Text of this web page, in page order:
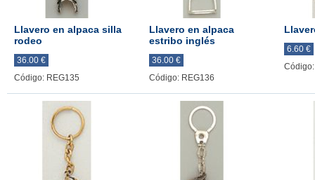
Llavero en alpaca silla
rodeo
36.00 €
Código: REG135
Llavero en alpaca
estribo inglés
36.00 €
Código: REG136
6.60 €